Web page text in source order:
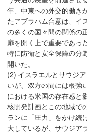
年、中東への外交的働き
たアブラハム合意は、イ
の多くの国々間の関係の
扉を開く上で重要であっ
特に防衛と安全保障の分
開いた。
(2) イスラエルとサウジ
いが、双方の間には根強
における米国の存在感と
核開発計画とこの地域で
ランに「圧力」をかけ続
大しているが、サウジア